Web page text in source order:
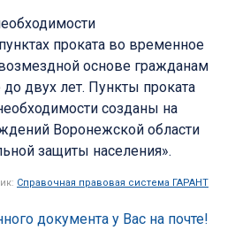
проката во временное
основе гражданам
двух лет. Пункты проката
созданы на
Воронежской области
защиты населения».
Справочная правовая система ГАРАНТ